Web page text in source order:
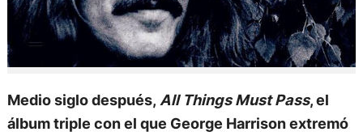
Medio siglo después, All Things Must Pass, el
álbum triple con el que George Harrison extremó